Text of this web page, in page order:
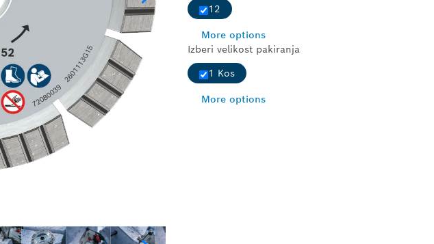
12
More options
Izberi velikost pakiranja
1 Kos
More options